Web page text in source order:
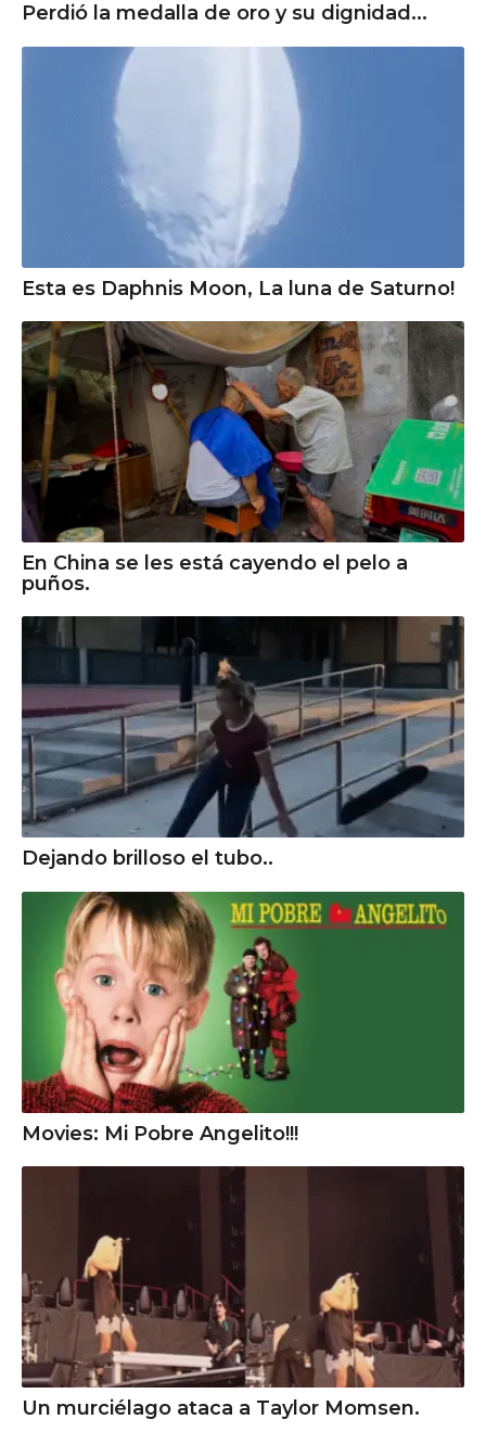
Perdió la medalla de oro y su dignidad...
Esta es Daphnis Moon, La luna de Saturno!
En China se les está cayendo el pelo a
puños.
Dejando brilloso el tubo..
Movies: Mi Pobre Angelito!!!
Un murciélago ataca a Taylor Momsen.